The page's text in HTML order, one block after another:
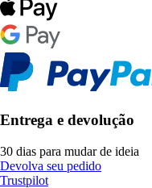
Entrega e devolução
30 dias para mudar de ideia
Devolva seu pedido
Trustpilot